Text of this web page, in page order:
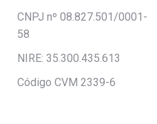
CNPJ nº 08.827.501/0001-
58
NIRE: 35.300.435.613
Código CVM 2339-6